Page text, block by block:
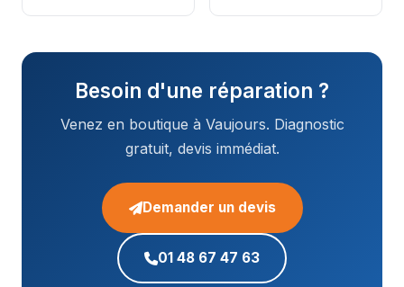
Besoin d'une réparation ?
Venez en boutique à Vaujours. Diagnostic
gratuit, devis immédiat.
Demander un devis
01 48 67 47 63